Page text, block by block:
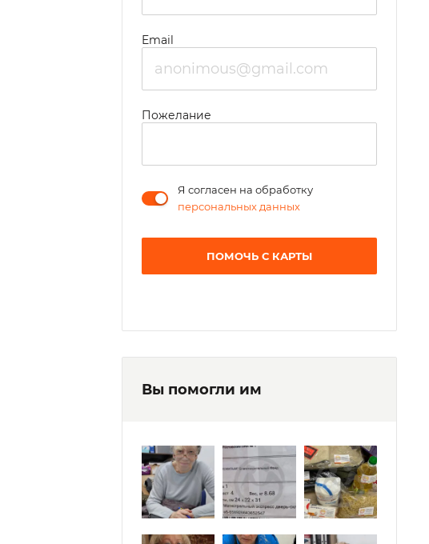
Email
Пожелание
Я согласен на обработку
персональных данных
ПОМОЧЬ С КАРТЫ
Вы помогли им